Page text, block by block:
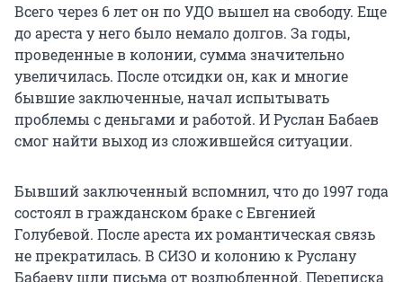
Всего через 6 летон по УДО вышел на свободу. Еще
до ареста у него было немало долгов. За годы,
проведенные в колонии, сумма значительно
увеличилась. После отсидки он, как и многие
бывшие заключенные, начал испытывать
проблемы с деньгами и работой. И Руслан Бабаев
смог найти выход из сложившейся ситуации.
Бывший заключенный вспомнил, что до 1997 года
состоял в гражданском браке с Евгенией
Голубевой. После ареста их романтическая связь
не прекратилась. В СИЗО и колонию к Руслану
Бабаеву шли письма от возлюбленной. Переписка